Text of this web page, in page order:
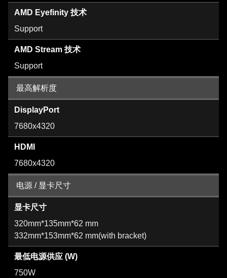
AMD Eyefinity 技术
Support
AMD Stream 技术
Support
最高解析度
DisplayPort
7680x4320
HDMI
7680x4320
电源 / 显卡尺寸
显卡尺寸
320mm*135mm*62 mm
332mm*153mm*62 mm(with bracket)
最低电源供应 (W)
750W